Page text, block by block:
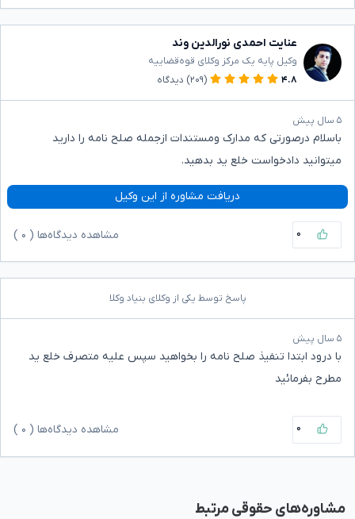
عنایت احمدی نورالدین وند
وکیل پایه یک مرکز وکلای قوه‌قضاییه
۴.۸
(۲۰۹) دیدگاه
۵ سال پیش
باسلام درصورتی که مدارک ومستندات ازجمله صلح نامه را دارید
میتوانید دادخواست خلع ید بدهید.
دریافت مشاوره از این وکیل
۰ مشاهده دیدگاه‌ها ( ۰
پاسخ توسط یکی از وکلای بنیاد وکلا
۵ سال پیش
با درود ابتدا تنفیذ صلح نامه را بخواهید سپس علیه متصرف خلع ید
مطرح بفرمائید
۰ مشاهده دیدگاه‌ها ( ۰
مشاوره‌های حقوقی مرتبط